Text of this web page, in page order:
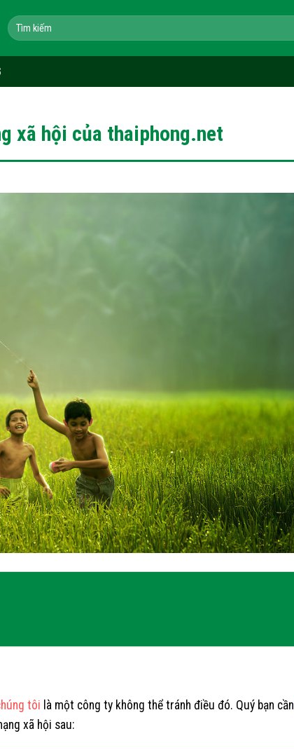
Tìm
kiếm:
xã hội của thaiphong.net
tôi là một công ty không thể tránh điều đó. Quý bạn cần
xã hội sau: